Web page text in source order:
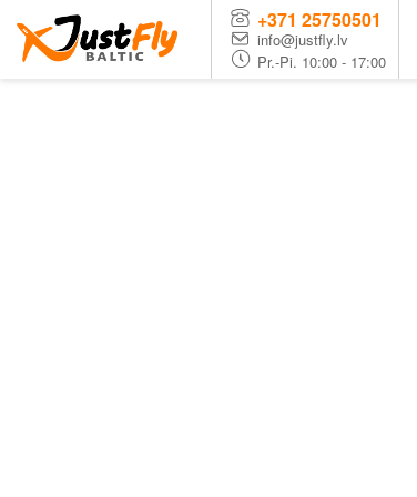
+371 25750501
info@justfly.lv
Pr.-Pi. 10:00 - 17:00